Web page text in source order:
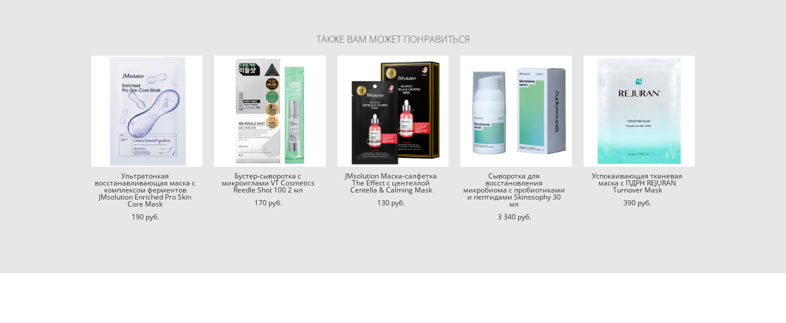
ТАКЖЕ ВАМ МОЖЕТ ПОНРАВИТЬСЯ
Ультратонкая
восстанавливающая маска с
комплексом ферментов
JMsolution Enriched Pro Skin
Core Mask
190 pуб.
Бустер-сыворотка с
микроиглами VT Cosmetics
Reedle Shot 100 2 мл
170 pуб.
JMsolution Маска-салфетка
The Effect с центеллой
Centella & Calming Mask
130 pуб.
Сыворотка для
восстановления
микробиома с пробиотиками
и пептидами Skinosophy 30
мл
3 340 pуб.
Успокаивающая тканевая
маска с ПДРН REJURAN
Turnover Mask
390 pуб.